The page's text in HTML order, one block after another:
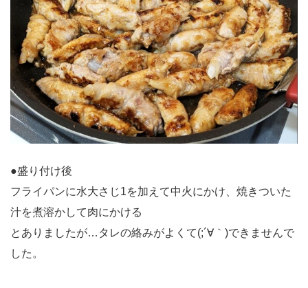
●盛り付け後
フライパンに水大さじ1を加えて中火にかけ、焼きついた
汁を煮溶かして肉にかける
とありましたが…タレの絡みがよくて(;´∀｀)できませんで
した。